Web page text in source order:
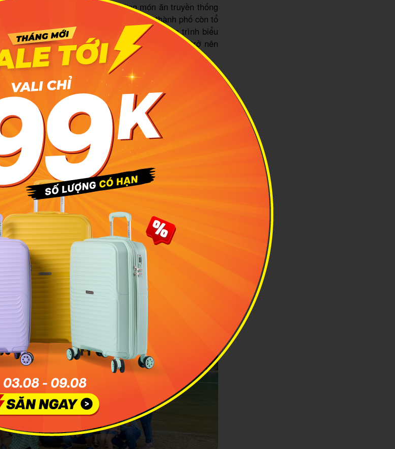
là cơ hội để thưởng thức những món ăn truyền thống
dưa hành, canh măng miến. Ngoài ra, thành phố còn tổ
nghệ thuật như lễ hội khai xuân, các chương trình biểu
ca trù, chèo, tuồng làm cho không khí Tết trở nên
Đán 2026 tại Cao Bằng
trở nên sống động với cây cỏ đâm chồi nảy lộc giữa
các bản làng người Tày tràn ngập sự rộn ràng. Khí hậu
vào thời điểm Tết đến xuân về tạo ra điều kiện lý
nghiệm vẻ đẹp văn hóa và cảnh quan độc đáo của Cao
quyện giữa vẻ đẹp tự nhiên tươi mới và bản sắc văn hóa
tranh sống động và phong phú. Bạn không nên bỏ lỡ cơ
nổi tiếng như Pác Bó, thác Bản Giốc, hồ Ba Bể, động
dân tộc với những ngôi nhà sàn truyền thống.